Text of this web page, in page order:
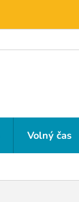
Volný čas